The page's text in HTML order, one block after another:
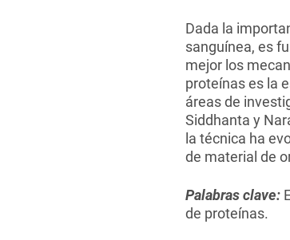
Dada la
sanguínea, es
mejor los
proteínas es la
áreas de
Siddhanta y
la técnica ha
de material de
Palabras clave:
de proteínas.